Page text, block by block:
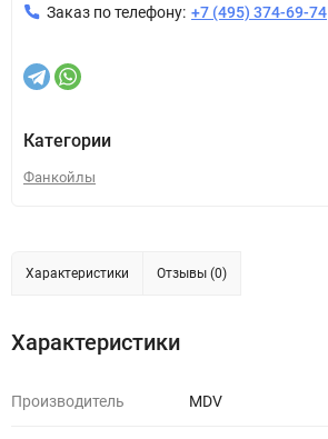
Заказ по телефону: +7 (495) 374-69-74
Категории
Фанкойлы
Характеристики Отзывы (0)
Характеристики
Производитель MDV